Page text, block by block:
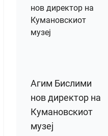
Агим Бислими
нов директор на
Кумановскиот
музеј